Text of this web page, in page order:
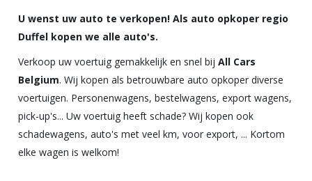
U wenst uw auto te verkopen! Als auto opkoper regio
Duffel kopen we alle auto's.
Verkoop uw voertuig gemakkelijk en snel bijAll Cars
Belgium. Wij kopen als betrouwbareauto opkoper diverse
voertuigen. Personenwagens, bestelwagens, export wagens,
pick-up's... Uw voertuig heeft schade? Wij kopen ook
schadewagens, auto's met veel km, voor export, ... Kortom
elke wagen is welkom!